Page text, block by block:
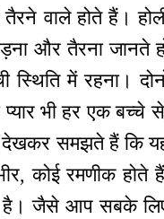
वाले होते हैं।
और तैरना जानते
में रहना।
भी हर एक बच्चे
देखकर समझते हैं कि
कोई रमणीक होते
है। जैसे आप सबके